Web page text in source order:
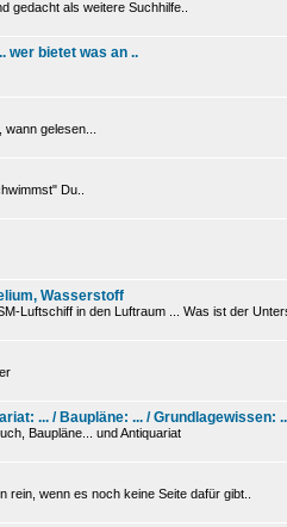
gedacht als weitere Suchhilfe..
wer bietet was an ..
gelesen...
Du..
Wasserstoff
Luftschiff in den Luftraum ... Was ist der
... / Baupläne: ... / Grundlagewissen:
Baupläne... und Antiquariat
rein, wenn es noch keine Seite dafür gibt..